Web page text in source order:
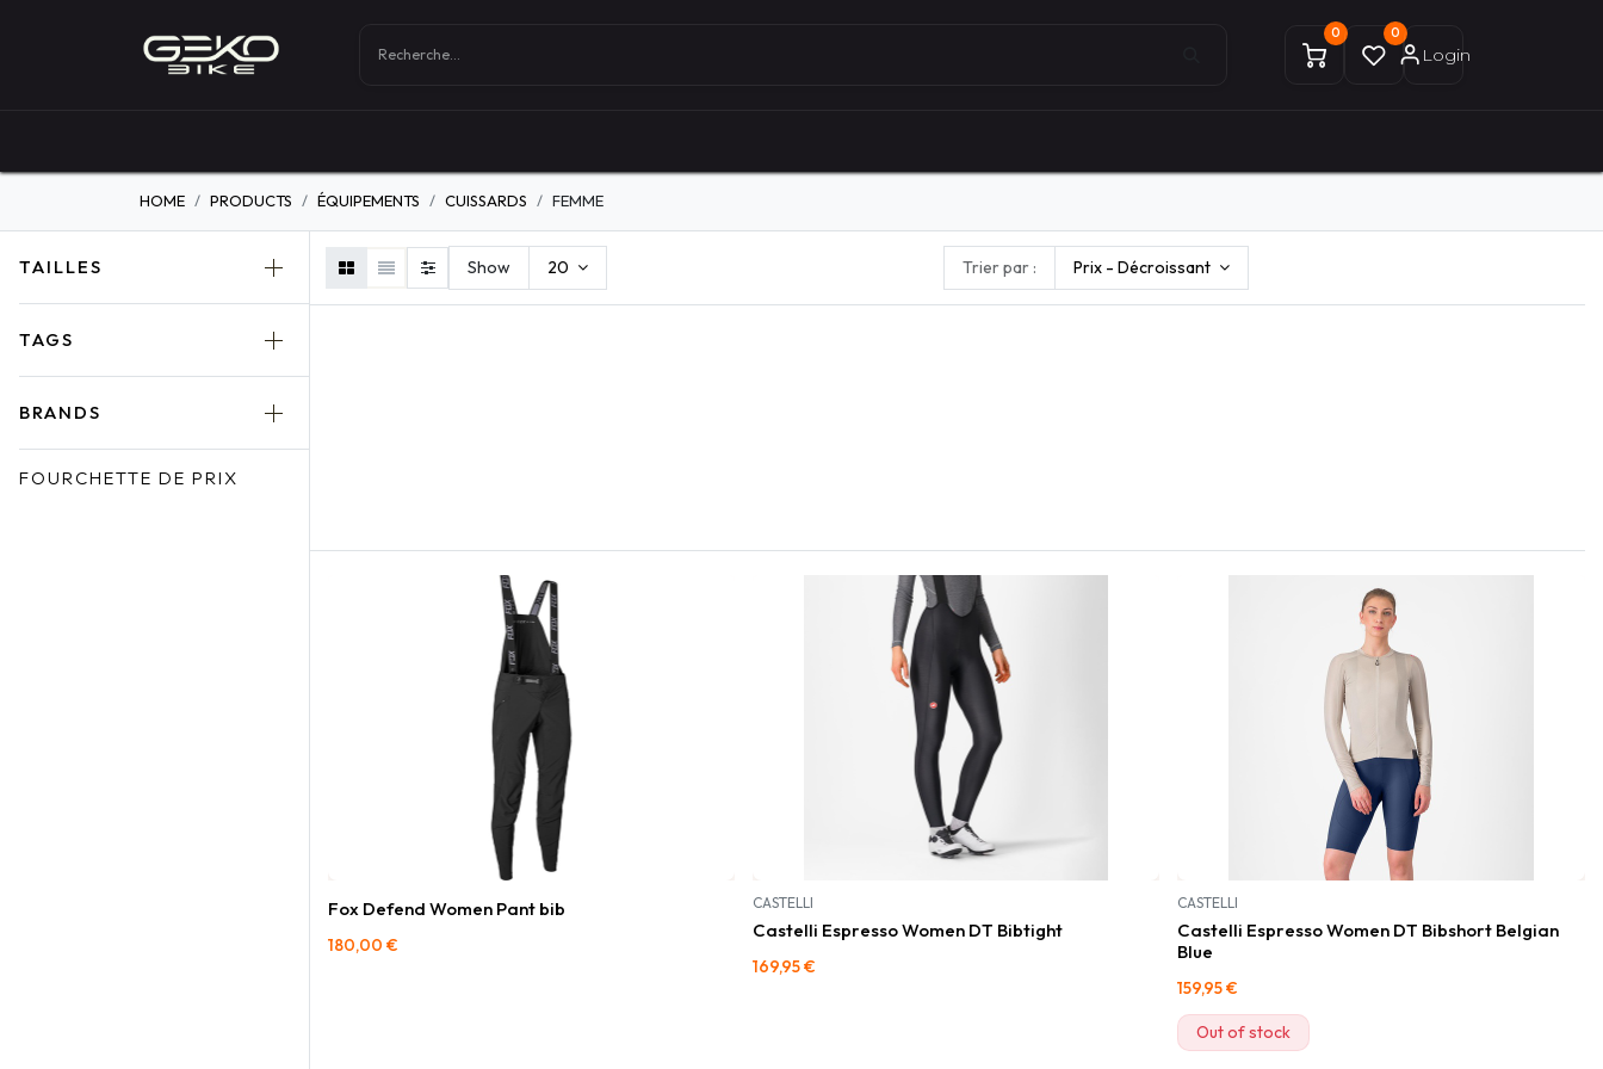
0 0
Login
HOME PRODUCTS ÉQUIPEMENTS CUISSARDS FEMME
TAILLES
TAGS
BRANDS
FOURCHETTE DE PRIX
Trier par : Prix - Décroissant
Show 20
Fox Defend Women Pant bib
180,00 €
CASTELLI
Castelli Espresso Women DT Bibtight
169,95€
CASTELLI
Castelli Espresso Women DT Bibshort Belgian
Blue
159,95€
Out of stock